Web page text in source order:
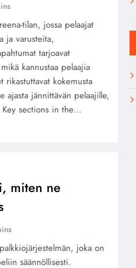
tilan, jossa pelaajat
ja varusteita,
tarjoavat
kannustaa pelaajia
rikastuttavat kokemusta
ajasta jännittävän pelaajille,
Key sections in the…
miten ne
joka on
säännöllisesti.